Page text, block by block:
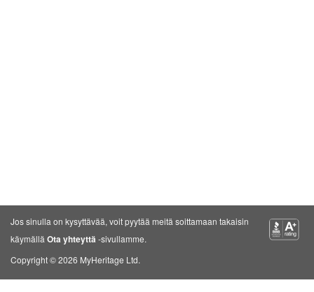
Jos sinulla on kysyttävää, voit pyytää meitä soittamaan takaisin
käymällä Ota yhteyttä -sivullamme.
Copyright © 2026 MyHeritage Ltd.